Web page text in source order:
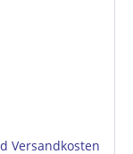
Versandkosten